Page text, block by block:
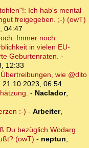
Ich hab's mental
freigegeben. ;-) (owT)
04:47
Immer noch
in vielen EU-
Geburtenraten. -
12:33
wie @dito
21.10.2023, 06:54
- Naclador,
:-) - Arbeiter,
Du bezüglich Wodarg
(owT) - neptun,